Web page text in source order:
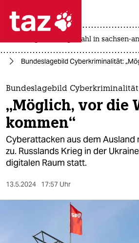
 taz zahl ich
taz zahl ich
themen
politik
öko
gesellschaft
sport
landtagswahl in sachsen-
Bundeslagebild Cyberkriminalität:
Bundeslagebild Cyberkriminalität
„Möglich, vor die
kommen“
Cyberattacken aus dem Ausland
zu. Russlands Krieg in der
digitalen Raum statt.
13.5.2024 17:57 Uhr